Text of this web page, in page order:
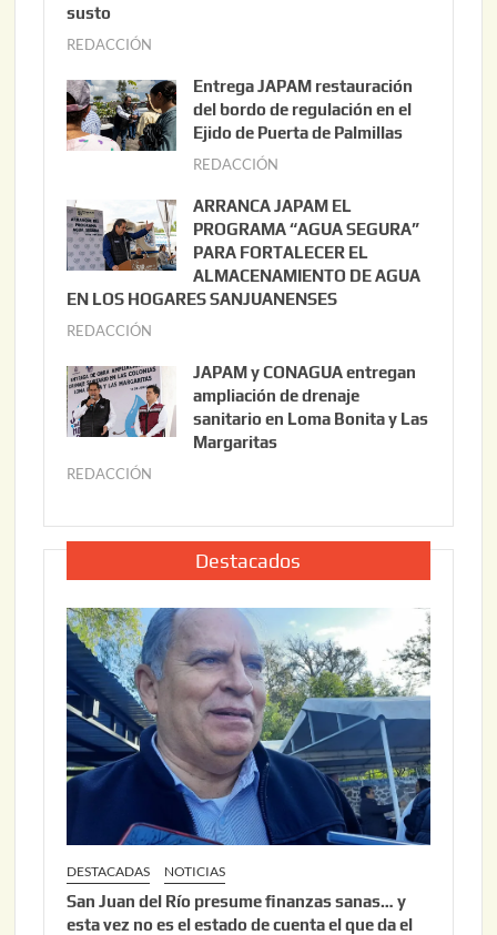
susto
REDACCIÓN
o
s
t
3
,
2
0
Entrega JAPAM restauración
del bordo de regulación en el
Ejido de Puerta de Palmillas
REDACCIÓN
i
o
2
2
0
ARRANCA JAPAM EL
PROGRAMA “AGUA SEGURA”
PARA FORTALECER EL
ALMACENAMIENTO DE AGUA
EN LOS HOGARES SANJUANENSES
REDACCIÓN
l
i
o
,
0
2
6
JAPAM y CONAGUA entregan
ampliación de drenaje
sanitario en Loma Bonita y Las
Margaritas
REDACCIÓN
l
o
2
2
,
2
6
Destacados
DESTACADAS NOTICIAS
San Juan del Río presume finanzas sanas… y
esta vez no es el estado de cuenta el que da el